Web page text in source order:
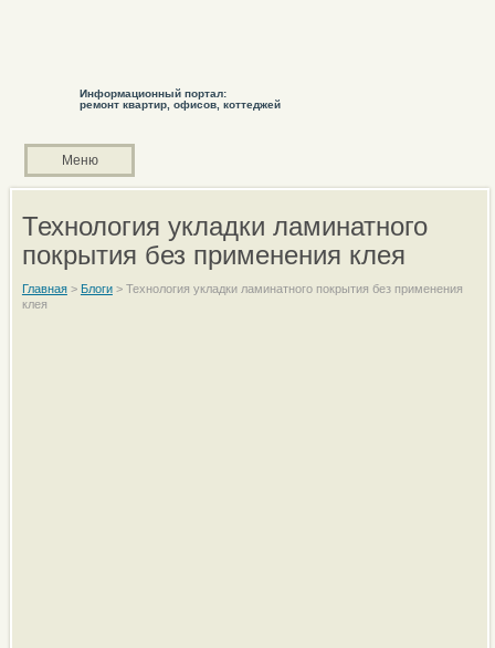
Информационный портал:
ремонт квартир, офисов, коттеджей
Меню
Технология укладки ламинатного
покрытия без применения клея
Главная> Блоги> Технология укладки ламинатного покрытия без применения
клея